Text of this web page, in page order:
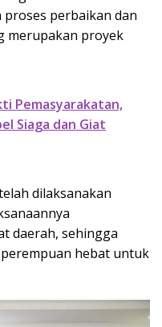
perbaikan dan
merupakan proyek
Pemasyarakatan,
Siaga dan Giat
dilaksanakan
daerah, sehingga
hebat untuk